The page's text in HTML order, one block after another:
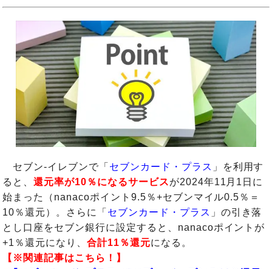
セブン-イレブンで「 セブンカード・プラス 」を利用す
ると、還元率が10％になるサービスが2024年11月1日に
始まった（nanacoポイント9.5％+セブンマイル0.5％＝
10％還元）。さらに「 セブンカード・プラス 」の引き落
とし口座をセブン銀行に設定すると、nanacoポイントが
+1％還元になり、合計11％還元になる。
【※関連記事はこちら！】